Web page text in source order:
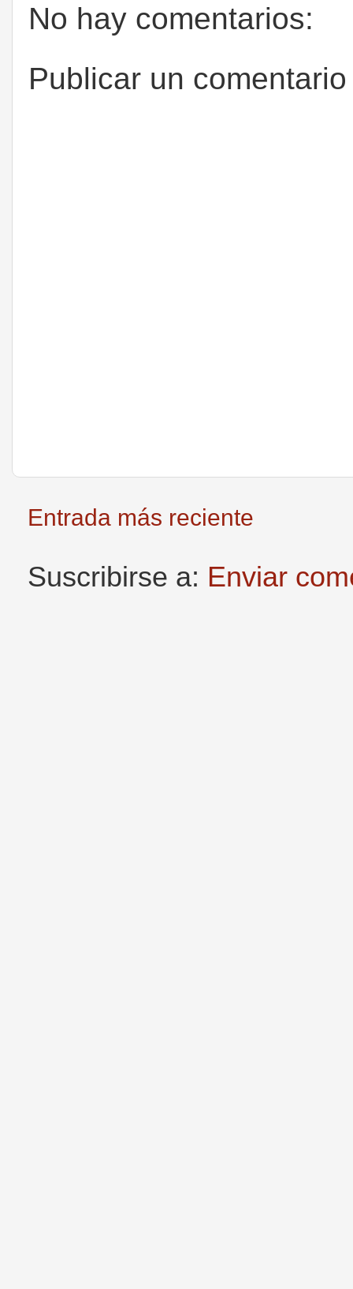
No hay comentarios:
Publicar un comentario
Entrada más reciente
Suscribirse a: Enviar